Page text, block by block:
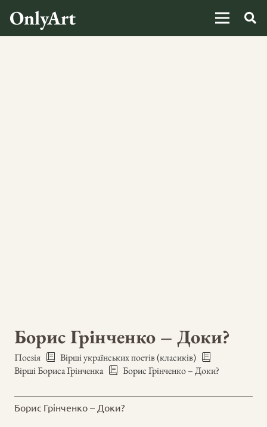
OnlyArt
Борис Грінченко – Доки?
Поезія
Вірші українських поетів (класиків)
Вірші Бориса Грінченка
Борис Грінченко – Доки?
Борис Грінченко – Доки?